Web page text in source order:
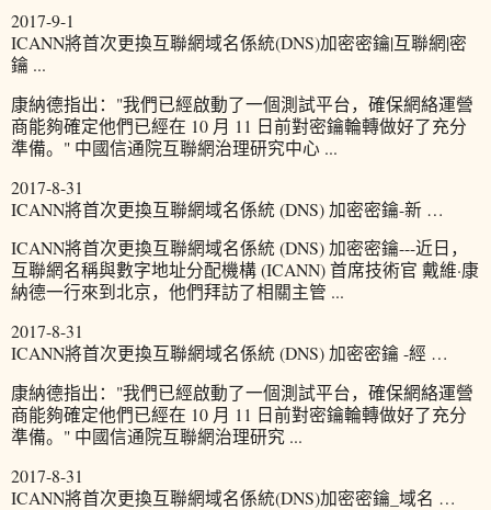
2017-9-1
ICANN將首次更換互聯網域名係統(DNS)加密密鑰|互聯網|密
鑰 ...
康納德指出："我們已經啟動了一個測試平台，確保網絡運營
商能夠確定他們已經在 10 月 11 日前對密鑰輪轉做好了充分
準備。" 中國信通院互聯網治理研究中心 ...
2017-8-31
ICANN將首次更換互聯網域名係統 (DNS) 加密密鑰-新 …
ICANN將首次更換互聯網域名係統 (DNS) 加密密鑰---近日，
互聯網名稱與數字地址分配機構 (ICANN) 首席技術官 戴維·康
納德一行來到北京，他們拜訪了相關主管 ...
2017-8-31
ICANN將首次更換互聯網域名係統 (DNS) 加密密鑰 -經 …
康納德指出："我們已經啟動了一個測試平台，確保網絡運營
商能夠確定他們已經在 10 月 11 日前對密鑰輪轉做好了充分
準備。" 中國信通院互聯網治理研究 ...
2017-8-31
ICANN將首次更換互聯網域名係統(DNS)加密密鑰_域名 …